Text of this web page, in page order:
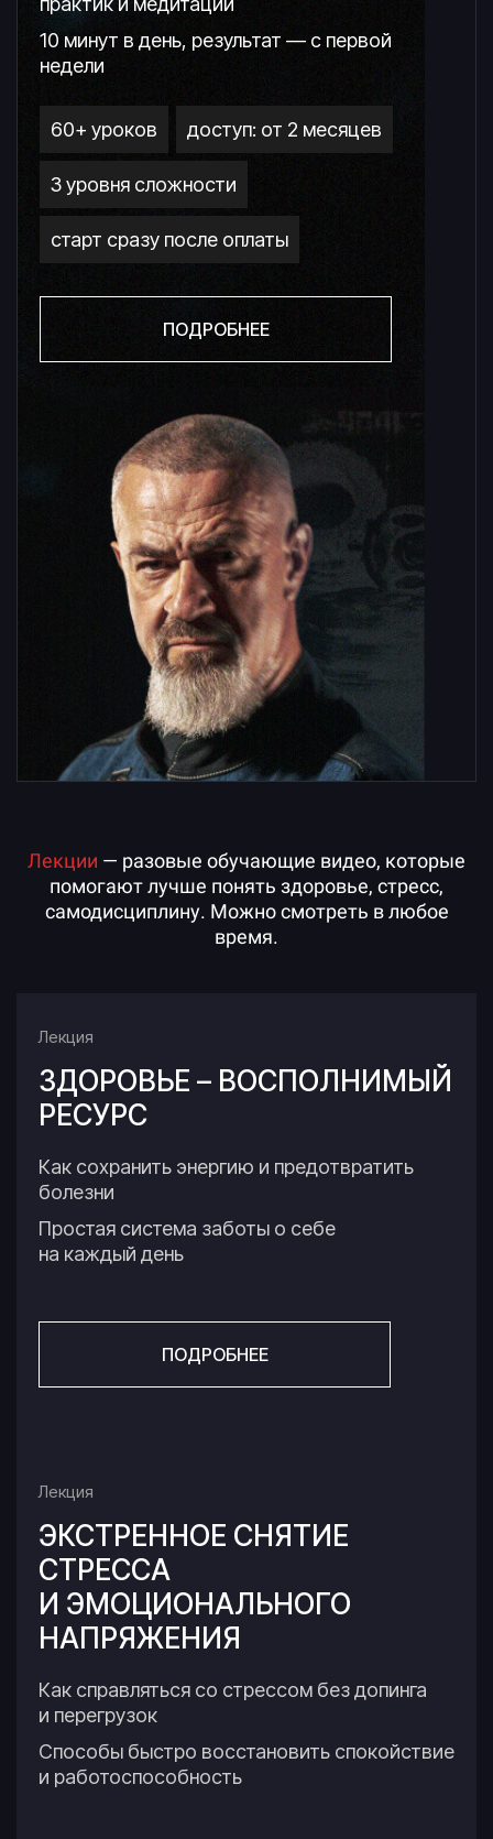
10 минут в день, результат — с первой
недели
60+ уроков доступ: от 2 месяцев
3 уровня сложности
старт сразу после оплаты
ПОДРОБНЕЕ
Лекции — разовые обучающие видео, которые
помогают лучше понять здоровье, стресс,
самодисциплину. Можно смотреть в любое
время.
Лекция
ЗДОРОВЬЕ – ВОСПОЛНИМЫЙ
РЕСУРС
Как сохранить энергию и предотвратить
болезни
Простая система заботы о себе
на каждый день
ПОДРОБНЕЕ
Лекция
ЭКСТРЕННОЕ СНЯТИЕ
СТРЕССА
И ЭМОЦИОНАЛЬНОГО
НАПРЯЖЕНИЯ
Как справляться со стрессом без допинга
и перегрузок
Способы быстро восстановить спокойствие
и работоспособность